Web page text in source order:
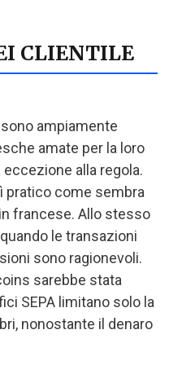
CLIENTILE
ampiamente
amate per la loro
alla regola.
pratico come sembra
francese. Allo stesso
le transazioni
sono ragionevoli.
sarebbe stata
SEPA limitano solo la
nonostante il denaro